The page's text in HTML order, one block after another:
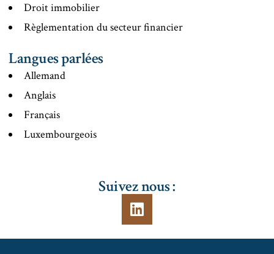
Droit immobilier
Règlementation du secteur financier
Langues parlées
Allemand
Anglais
Français
Luxembourgeois
Suivez nous :